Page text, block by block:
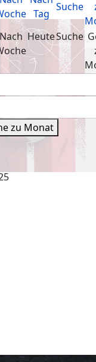
Nach HeuteSuche
zu Monat